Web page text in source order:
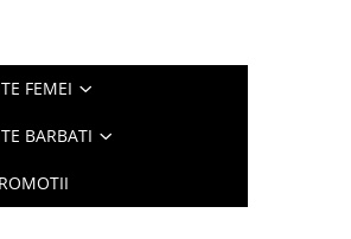
FEMEI
BARBATI